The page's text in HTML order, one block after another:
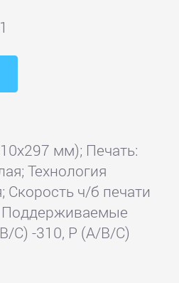
мм); Печать:
Технология
Скорость ч/б печати
Поддерживаемые
C) -310, P (A/B/C)